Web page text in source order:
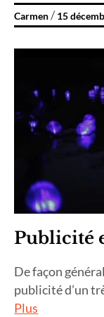
Carmen 15
Publicité
De façon
publicité d’un
Plus